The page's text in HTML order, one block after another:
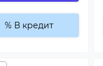
% В кредит